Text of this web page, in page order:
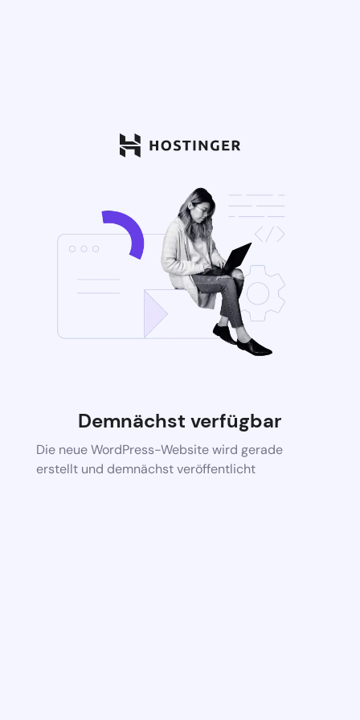
Demnächst verfügbar
Die neue WordPress-Website wird gerade
erstellt und demnächst veröffentlicht